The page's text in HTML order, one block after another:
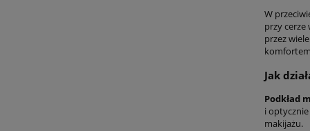
W
przy
przez
Jak
Podkład
i
makijażu.